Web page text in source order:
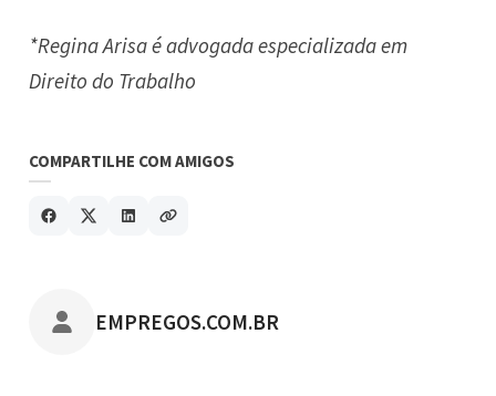
*Regina Arisaé advogada especializada em
Direito do Trabalho
COMPARTILHE COM AMIGOS
POSTADO POR
EMPREGOS.COM.BR